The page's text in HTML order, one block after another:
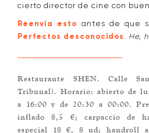
cierto director de cine con buen
Reenvía esto antes de que
Perfectos desconocidos He,
Restaurante SHEN. Calle
Tribunal). Horario: abierto de
a 16:00 y de 20:30 a 00:00.
inflado 8,5 €; carpaccio de
especial 18 €, 8 ud; handroll